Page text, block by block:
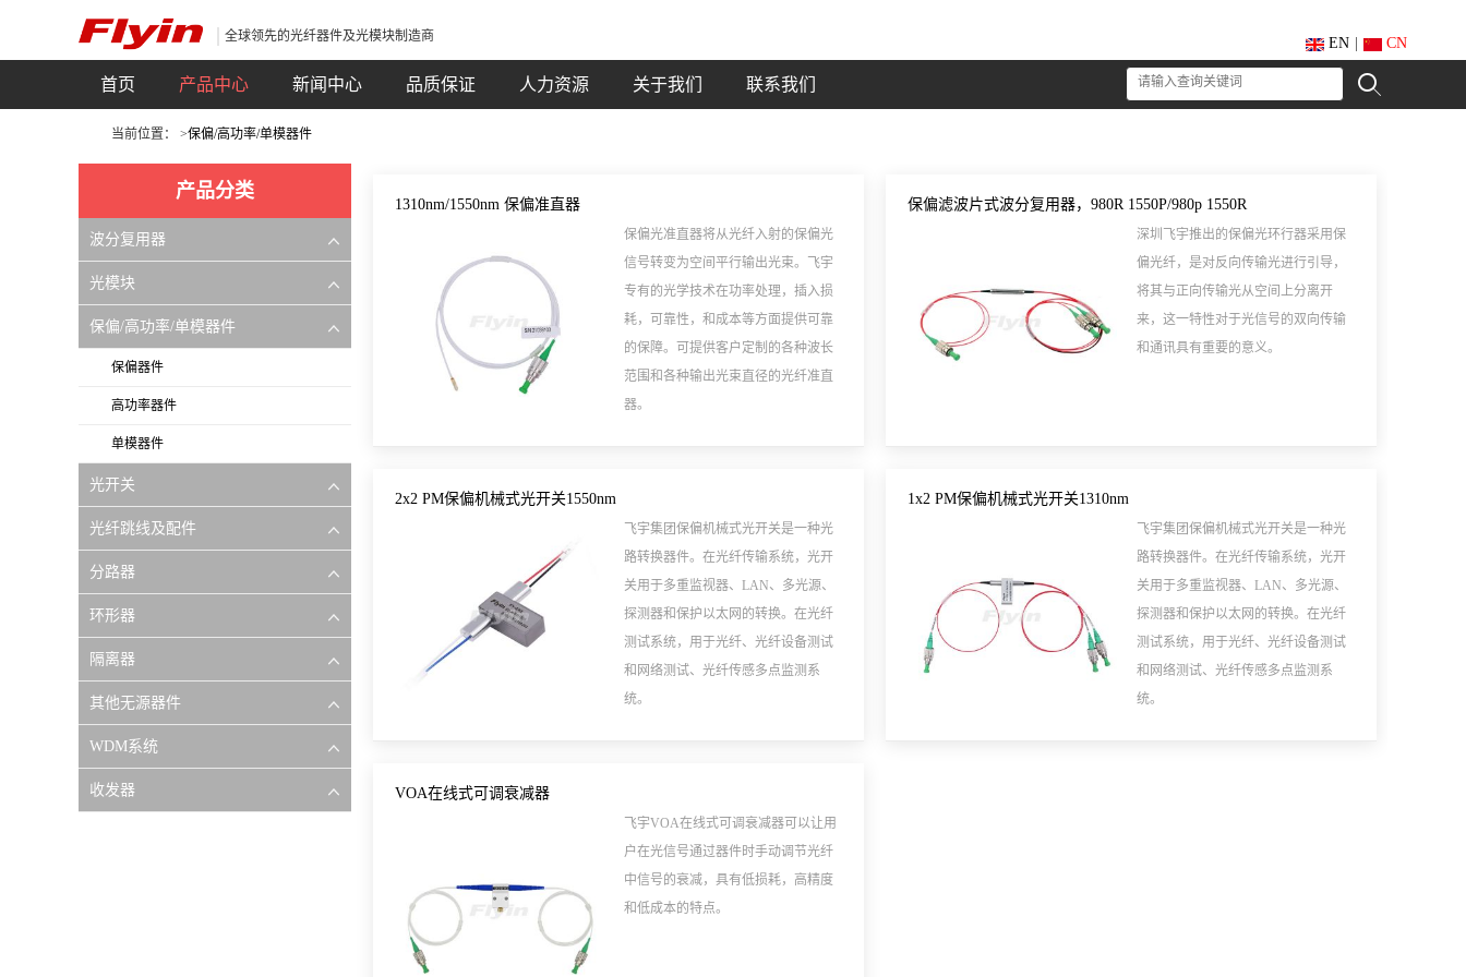
全球领先的光纤器件及光模块制造商 EN CN
首页 产品中心 新闻中心 品质保证 人力资源 关于我们 联系我们
当前位置： >保偏/高功率/单模器件
产品分类
波分复用器
光模块
保偏/高功率/单模器件
保偏器件
高功率器件
单模器件
光开关
光纤跳线及配件
分路器
环形器
隔离器
其他无源器件
WDM系统
收发器
1310nm/1550nm 保偏准直器
保偏光准直器将从光纤入射的保偏光
信号转变为空间平行输出光束。飞宇
专有的光学技术在功率处理，插入损
耗，可靠性，和成本等方面提供可靠
的保障。可提供客户定制的各种波长
范围和各种输出光束直径的光纤准直
器。
保偏滤波片式波分复用器，980R 1550P/980p 1550R
深圳飞宇推出的保偏光环行器采用保
偏光纤，是对反向传输光进行引导，
将其与正向传输光从空间上分离开
来，这一特性对于光信号的双向传输
和通讯具有重要的意义。
2x2 PM保偏机械式光开关1550nm
飞宇集团保偏机械式光开关是一种光
路转换器件。在光纤传输系统，光开
关用于多重监视器、LAN、多光源、
探测器和保护以太网的转换。在光纤
测试系统，用于光纤、光纤设备测试
和网络测试、光纤传感多点监测系
统。
1x2 PM保偏机械式光开关1310nm
飞宇集团保偏机械式光开关是一种光
路转换器件。在光纤传输系统，光开
关用于多重监视器、LAN、多光源、
探测器和保护以太网的转换。在光纤
测试系统，用于光纤、光纤设备测试
和网络测试、光纤传感多点监测系
统。
VOA在线式可调衰减器
飞宇VOA在线式可调衰减器可以让用
户在光信号通过器件时手动调节光纤
中信号的衰减，具有低损耗，高精度
和低成本的特点。